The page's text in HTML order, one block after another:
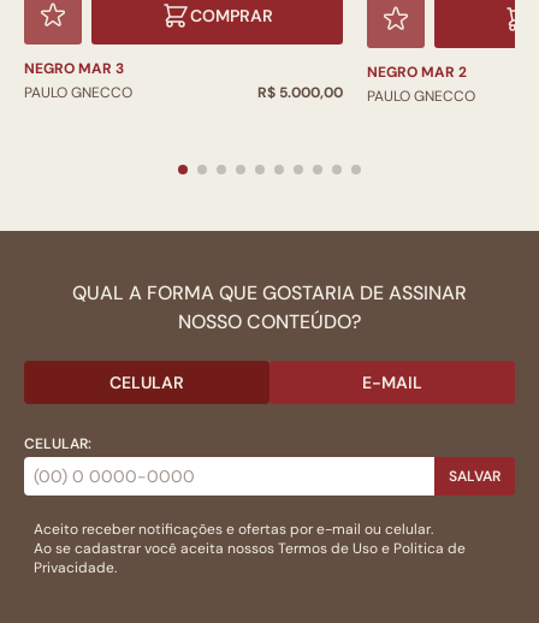
COMPRAR
NEGRO MAR 3
PAULO GNECCO
R$ 5.000,00
NEGRO MAR 2
PAULO GNECCO
QUAL A FORMA QUE GOSTARIA DE ASSINAR
NOSSO CONTEÚDO?
CELULAR E-MAIL
CELULAR:
SALVAR
Aceito receber notificações e ofertas por e-mail ou celular.
Ao se cadastrar você aceita nossosTermos de Usoe Politica de
Privacidade.